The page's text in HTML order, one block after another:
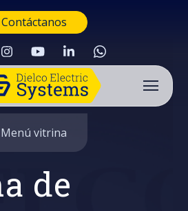
Contáctanos
Menú vitrina
de